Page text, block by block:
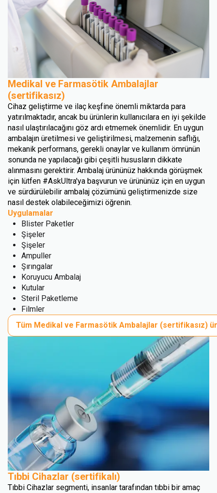
Medikal ve Farmasötik Ambalajlar
(sertifikasız)
Cihaz geliştirme ve ilaç keşfine önemli miktarda para
yatırılmaktadır, ancak bu ürünlerin kullanıcılara en iyi şekilde
nasıl ulaştırılacağını göz ardı etmemek önemlidir. En uygun
ambalajın üretilmesi ve geliştirilmesi, malzemenin saflığı,
mekanik performans, gerekli onaylar ve kullanım ömrünün
sonunda ne yapılacağı gibi çeşitli hususların dikkate
alınmasını gerektirir. Ambalaj ürününüz hakkında görüşmek
için lütfen #AskUltra'ya başvurun ve ürününüz için en uygun
ve sürdürülebilir ambalaj çözümünü geliştirmenizde size
nasıl destek olabileceğimizi öğrenin.
Uygulamalar
Blister Paketler
Şişeler
Şişeler
Ampuller
Şırıngalar
Koruyucu Ambalaj
Kutular
Steril Paketleme
Filmler
Tüm Medikal ve Farmasötik Ambalajlar (sertifikasız)
Tıbbi Cihazlar (sertifikalı)
Tıbbi Cihazlar segmenti, insanlar tarafından tıbbi bir amaç